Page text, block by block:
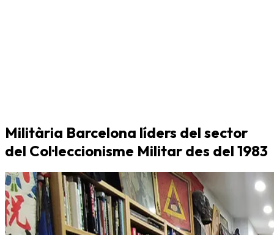
Militària Barcelona líders del sector
del Col·leccionisme Militar des del 1983